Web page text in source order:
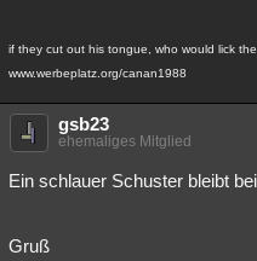
if they cut out his tongue, who would lick the
www.werbeplatz.org/canan1988
gsb23
ehemaliges Mitglied
Ein schlauer Schuster bleibt
Gruß